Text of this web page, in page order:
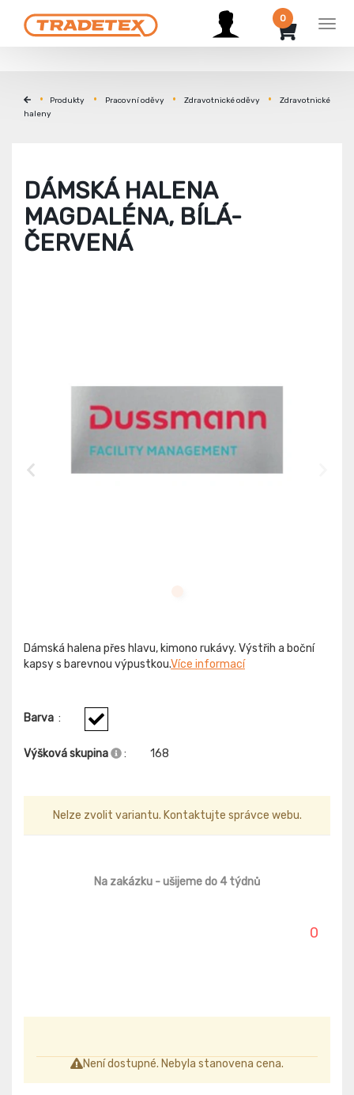
0
Produkty Pracovní oděvy Zdravotnické oděvy
Zdravotnické
haleny
DÁMSKÁ HALENA
MAGDALÉNA, BÍLÁ-
ČERVENÁ
Dámská halena přes hlavu, kimono rukávy. Výstřih a boční
kapsy s barevnou výpustkou.Více informací
Barva :
Výšková skupina : 168
Nelze zvolit variantu. Kontaktujte správce webu.
Na zakázku - ušijeme do 4 týdnů
0
Není dostupné. Nebyla stanovena cena.